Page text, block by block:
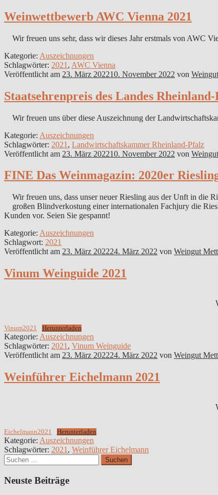
Weinwettbewerb AWC Vienna 2021
Wir freuen uns sehr, dass wir dieses Jahr erstmals von AWC
Kategorie: Auszeichnungen
Schlagwörter: 2021 , AWC Vienna
Veröffentlicht am 23. März 202210. November 2022 von
Staatsehrenpreis des Landes Rheinland-
Wir freuen uns über diese Auszeichnung der
Kategorie: Auszeichnungen
Schlagwörter: 2021 , Landwirtschaftskammer Rheinland-Pfalz
Veröffentlicht am 23. März 202210. November 2022 von
FINE Das Weinmagazin: 2020er
Wir freuen uns, dass unser neuer Riesling aus der Unft in die
großen Blindverkostung einer internationalen Fachjury die
Kunden vor. Seien Sie gespannt!
Kategorie: Auszeichnungen
Schlagwort: 2021
Veröffentlicht am 23. März 202224. März 2022 von Weingut
Vinum Weinguide 2021
Vinum2021 Herunterladen
Kategorie: Auszeichnungen
Schlagwörter: 2021 , Vinum Weinguide
Veröffentlicht am 23. März 202224. März 2022 von Weingut
Weinführer Eichelmann 2021
Eichelmann2021 Herunterladen
Kategorie: Auszeichnungen
Schlagwörter: 2021 , Weinführer Eichelmann
Suchen
nach:
Neuste Beiträge